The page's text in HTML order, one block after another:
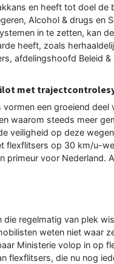
en heeft tot doel de
Alcohol & drugs en
in te zetten, kan
heeft, zoals
afdelingshoofd Beleid
met
een groeiend
waarom steeds meer
veiligheid op deze
flexflitsers op 30 km/u-
primeur voor Nederland.
regelmatig van plek
weten niet waar
Ministerie volop in op
flexflitsers, die nu nog